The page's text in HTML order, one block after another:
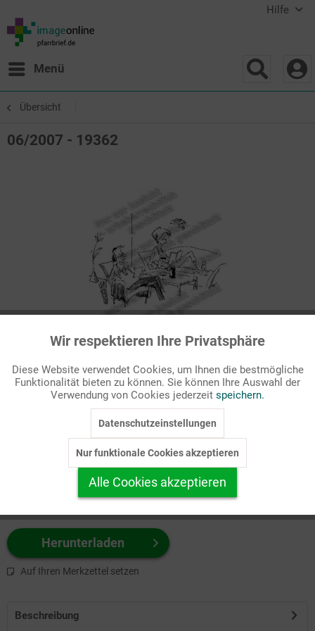
Hilfe
Menü
Übersicht
06/2007 - 19362
Passende Stichworte
Kirche
zuerst Ihr Produktformat aus.
z.B. Farbe-Grafik, Schwarz-Weiß-Grafik, mit/ohne Text ...
Herunterladen
Auf Ihren Merkzettel setzen
Beschreibung
Funktionale Aktiv
Marketing Inaktiv
Personalisierung Inaktiv
Service
Wir respektieren Ihre Privatsphäre
Diese Website verwendet Cookies, um Ihnen die bestmögliche
Funktionalität bieten zu können. Sie können Ihre Auswahl der
Verwendung von Cookies jederzeit speichern.
Datenschutzeinstellungen
Nur funktionale Cookies akzeptieren
Alle Cookies akzeptieren